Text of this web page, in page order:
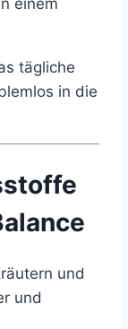
tägliche
in die
und
und